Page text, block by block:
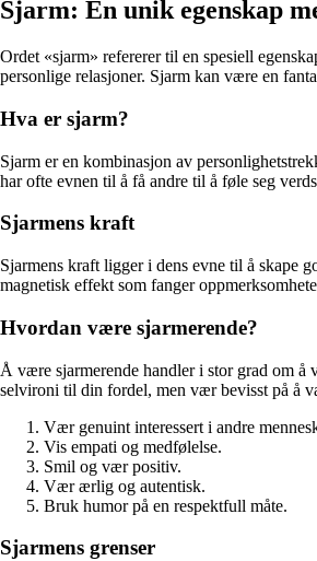
Sjarm: En unik egenskap
Ordet «sjarm» refererer til en spesiell
personlige relasjoner. Sjarm kan være en
Hva er sjarm?
Sjarm er en kombinasjon av
har ofte evnen til å få andre til å føle seg
Sjarmens kraft
Sjarmens kraft ligger i dens evne til å skape
magnetisk effekt som fanger
Hvordan være sjarmerende?
Å være sjarmerende handler i stor grad om
selvironi til din fordel, men vær bevisst på å
Vær genuint interessert i andre
Vis empati og medfølelse.
Smil og vær positiv.
Vær ærlig og autentisk.
Bruk humor på en respektfull måte.
Sjarmens grenser